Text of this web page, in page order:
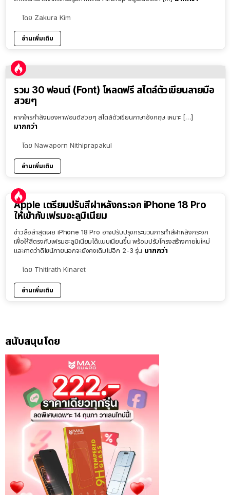
โดย Zakura Kim
อ่านเพิ่มเติม
รวม 30 ฟอนต์ (Font) โหลดฟรี สไตล์ตัวเขียนลายมือ
สวยๆ
หากใครกำลังมองหาฟอนต์สวยๆ สไตล์ตัวเขียนภาษาอังกฤษ เหมาะ […]
มากกว่า
โดย Nawaporn Nithiprapakul
อ่านเพิ่มเติม
Apple เตรียมปรับสีฝาหลังกระจก iPhone 18 Pro
ให้เข้ากับเฟรมอะลูมิเนียม
ข่าวลือล่าสุดเผย iPhone 18 Pro อาจปรับปรุงกระบวนการทำสีฝาหลังกระจก
เพื่อให้สีตรงกับเฟรมอะลูมิเนียมได้แนบเนียนขึ้น พร้อมปรับโครงสร้างภายในใหม่
และคาดว่าดีไซน์ภายนอกจะยังคงเดิมไปอีก 2-3 รุ่น มากกว่า
โดย Thitirath Kinaret
อ่านเพิ่มเติม
สนับสนุนโดย